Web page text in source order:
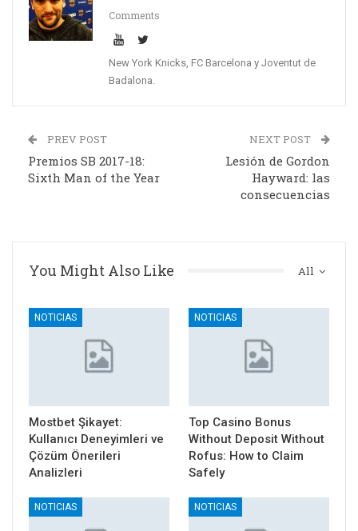
Comments
New York Knicks, FC Barcelona y Joventut de
Badalona.
PREV POST
Premios SB 2017-18:
Sixth Man of the Year
NEXT POST
Lesión de Gordon
Hayward: las
consecuencias
All
You Might Also Like
NOTICIAS
Mostbet Şikayet:
Kullanıcı Deneyimleri ve
Çözüm Önerileri
Analizleri
NOTICIAS
Top Casino Bonus
Without Deposit Without
Rofus: How to Claim
Safely
NOTICIAS NOTICIAS